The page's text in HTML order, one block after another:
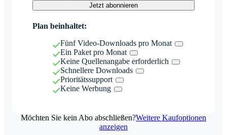
Jetzt abonnieren
Plan beinhaltet:
Fünf Video-Downloads pro Monat
Ein Paket pro Monat
Keine Quellenangabe erforderlich
Schnellere Downloads
Prioritätssupport
Keine Werbung
Möchten Sie kein Abo abschließen?Weitere Kaufoptionen
anzeigen